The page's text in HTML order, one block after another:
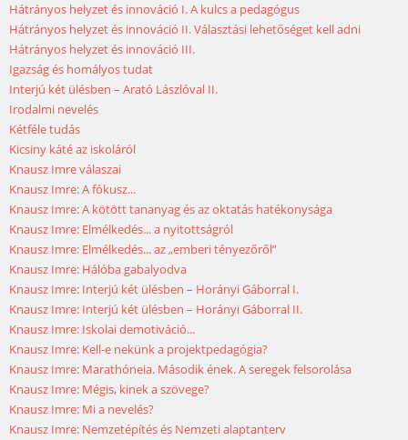
Hátrányos helyzet és innováció I. A kulcs a pedagógus
Hátrányos helyzet és innováció II. Választási lehetőséget kell adni
Hátrányos helyzet és innováció III.
Igazság és homályos tudat
Interjú két ülésben – Arató Lászlóval II.
Irodalmi nevelés
Kétféle tudás
Kicsiny káté az iskoláról
Knausz Imre válaszai
Knausz Imre: A fókusz...
Knausz Imre: A kötött tananyag és az oktatás hatékonysága
Knausz Imre: Elmélkedés... a nyitottságról
Knausz Imre: Elmélkedés... az „emberi tényezőről”
Knausz Imre: Hálóba gabalyodva
Knausz Imre: Interjú két ülésben – Horányi Gáborral I.
Knausz Imre: Interjú két ülésben – Horányi Gáborral II.
Knausz Imre: Iskolai demotiváció...
Knausz Imre: Kell-e nekünk a projektpedagógia?
Knausz Imre: Marathóneia. Második ének. A seregek felsorolása
Knausz Imre: Mégis, kinek a szövege?
Knausz Imre: Mi a nevelés?
Knausz Imre: Nemzetépítés és Nemzeti alaptanterv